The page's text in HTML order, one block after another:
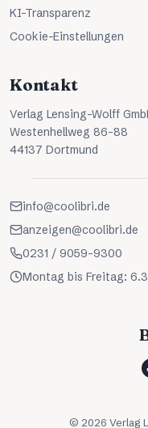
KI-Transparenz
Cookie-Einstellungen
Kontakt
Verlag Lensing-Wolff
Westenhellweg 86-88
44137 Dortmund
info@coolibri.de
anzeigen@coolibri.de
0231 / 9059-9300
Montag bis Freitag:
© 2026 Verlag